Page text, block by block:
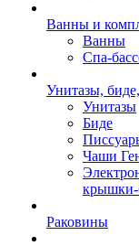
Ванны и
Ванны
Спа-
Унитазы,
Унитазы
Биде
Чаши
крышки-
Раковины